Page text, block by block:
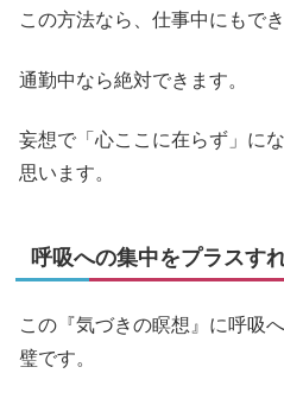
この方法なら、仕事中にもで
通勤中なら絶対できます。
妄想で「心ここに在らず」に
思います。
呼吸への集中をプラスす
この『気づきの瞑想』に呼吸
璧です。